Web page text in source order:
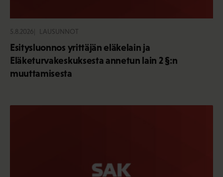
5.8.2026 LAUSUNNOT
Esitysluonnos yrittäjän eläkelain ja
Eläketurvakeskuksesta annetun lain 2 §:n
muuttamisesta